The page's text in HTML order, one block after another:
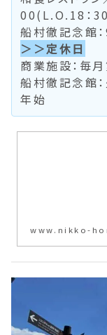
00(L.O.18：
船村徹記念館
＞＞定休日
商業施設：毎
船村徹記念館
年始
www.nikko-